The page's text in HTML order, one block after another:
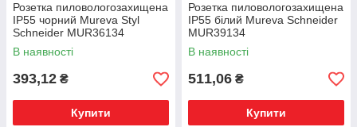
Розетка пиловологозахищена
IP55 чорний Mureva Styl
Schneider MUR36134
В наявності
393,12 ₴
Купити
Розетка пиловологозахищена
IP55 білий Mureva Schneider
MUR39134
В наявності
511,06 ₴
Купити